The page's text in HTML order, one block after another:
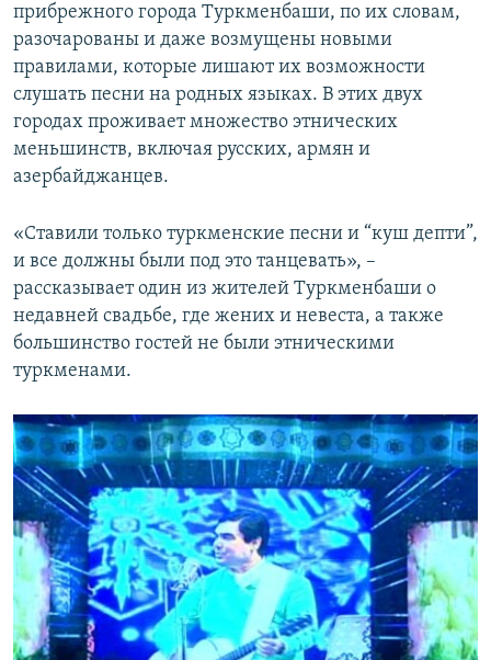
прибрежного города Туркменбаши, по их словам,
разочарованы и даже возмущены новыми
правилами, которые лишают их возможности
слушать песни на родных языках. В этих двух
городах проживает множество этнических
меньшинств, включая русских, армян и
азербайджанцев.
«Ставили только туркменские песни и “куш депти”,
и все должны были под это танцевать», –
рассказывает один из жителей Туркменбаши о
недавней свадьбе, где жених и невеста, а также
большинство гостей не были этническими
туркменами.